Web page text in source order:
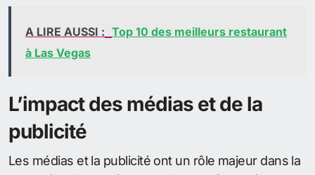
A LIRE AUSSI : Top 10 des meilleurs restaurant
à Las Vegas
L’impact des médias et de la
publicité
Les médias et la publicité ont un rôle majeur dans la